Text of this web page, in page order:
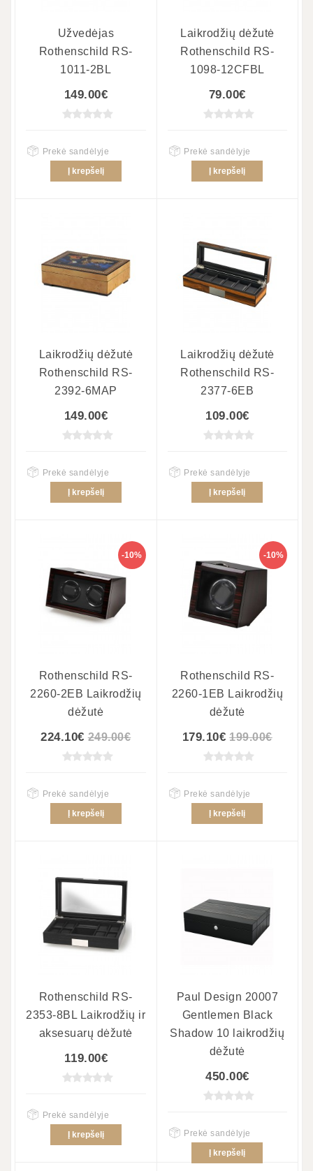
Užvedėjas
Rothenschild RS-
1011-2BL
149.00€
Prekė sandėlyje
Į krepšelį
Laikrodžių dėžutė
Rothenschild RS-
1098-12CFBL
79.00€
Prekė sandėlyje
Į krepšelį
Laikrodžių dėžutė
Rothenschild RS-
2392-6MAP
149.00€
Prekė sandėlyje
Į krepšelį
Laikrodžių dėžutė
Rothenschild RS-
2377-6EB
109.00€
Prekė sandėlyje
Į krepšelį
-10%
Rothenschild RS-
2260-2EB Laikrodžių
dėžutė
224.10€ 249.00€
Prekė sandėlyje
Į krepšelį
-10%
Rothenschild RS-
2260-1EB Laikrodžių
dėžutė
179.10€ 199.00€
Prekė sandėlyje
Į krepšelį
Rothenschild RS-
2353-8BL Laikrodžių ir
aksesuarų dėžutė
119.00€
Prekė sandėlyje
Į krepšelį
Paul Design 20007
Gentlemen Black
Shadow 10 laikrodžių
dėžutė
450.00€
Prekė sandėlyje
Į krepšelį